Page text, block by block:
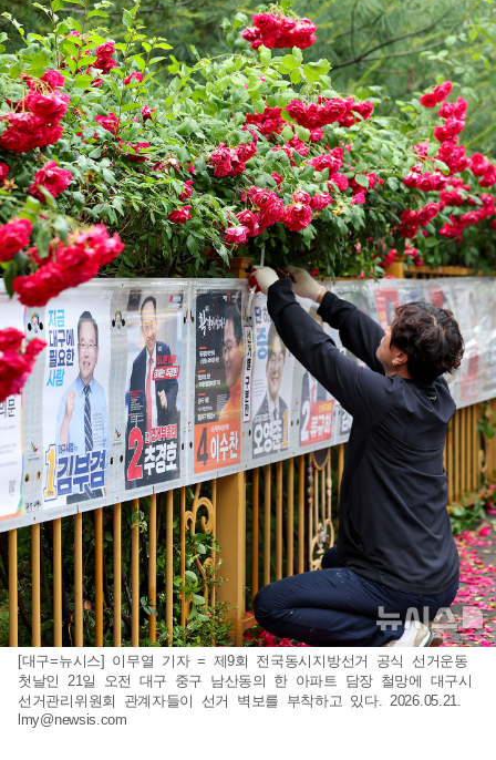
[대구=뉴시스] 이무열 기자 = 제9회 전국동시지방선거 공식 선거운동
첫날인 21일 오전 대구 중구 남산동의 한 아파트 담장 철망에 대구시
선거관리위원회 관계자들이 선거 벽보를 부착하고 있다. 2026.05.21.
lmy@newsis.com